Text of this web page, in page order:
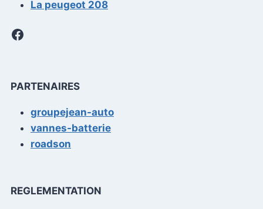
La peugeot 208
Facebook
PARTENAIRES
groupejean-auto
vannes-batterie
roadson
REGLEMENTATION